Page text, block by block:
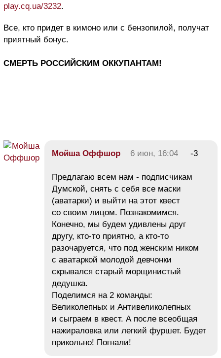
play.cq.ua/3232.
Все, кто придет в кимоно или с бензопилой, получат
приятный бонус.
СМЕРТЬ РОССИЙСКИМ ОККУПАНТАМ!
Мойша Оффшор 6 июн, 16:04 -3
Предлагаю всем нам - подписчикам
Думской, снять с себя все маски
(аватарки) и выйти на этот квест
со своим лицом. Познакомимся.
Конечно, мы будем удивлены друг
другу, кто-то приятно, а кто-то
разочаруется, что под женским ником
с аватаркой молодой девчонки
скрывался старый морщинистый
дедушка.
Поделимся на 2 команды:
Великолепных и Антивеликолепных
и сыграем в квест. А после всеобщая
нажираловка или легкий фуршет. Будет
прикольно! Погнали!